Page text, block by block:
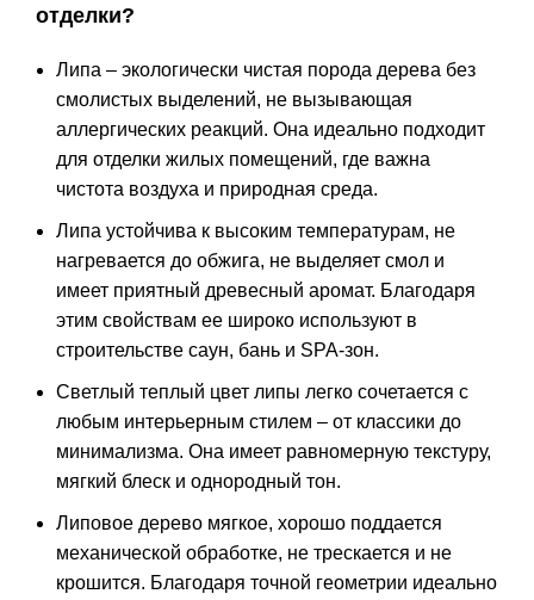
отделки?
Липа – экологически чистая порода дерева без
смолистых выделений, не вызывающая
аллергических реакций. Она идеально подходит
для отделки жилых помещений, где важна
чистота воздуха и природная среда.
Липа устойчива к высоким температурам, не
нагревается до обжига, не выделяет смол и
имеет приятный древесный аромат. Благодаря
этим свойствам ее широко используют в
строительстве саун, бань и SPA-зон.
Светлый теплый цвет липы легко сочетается с
любым интерьерным стилем – от классики до
минимализма. Она имеет равномерную текстуру,
мягкий блеск и однородный тон.
Липовое дерево мягкое, хорошо поддается
механической обработке, не трескается и не
крошится. Благодаря точной геометрии идеально